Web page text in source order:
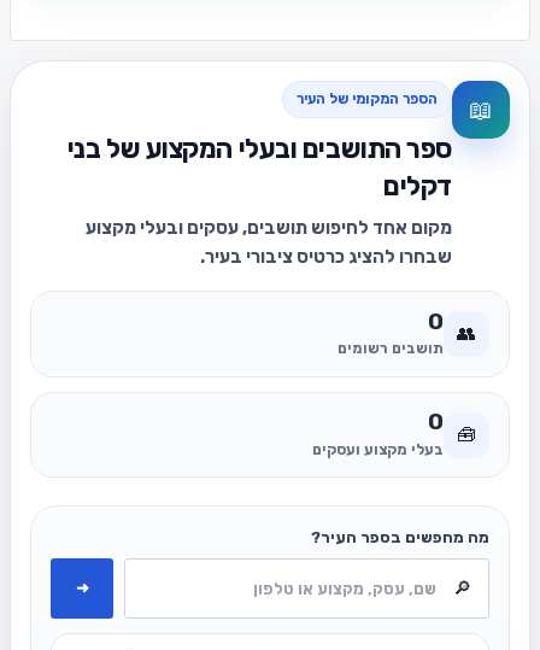
📖 הספר המקומי של העיר
ספר התושבים ובעלי המקצוע של בני
דקלים
מקום אחד לחיפוש תושבים, עסקים ובעלי מקצוע
שבחרו להציג כרטיס ציבורי בעיר.
👥
0
תושבים רשומים
🧰
0
בעלי מקצוע ועסקים
מה מחפשים בספר העיר?
➜